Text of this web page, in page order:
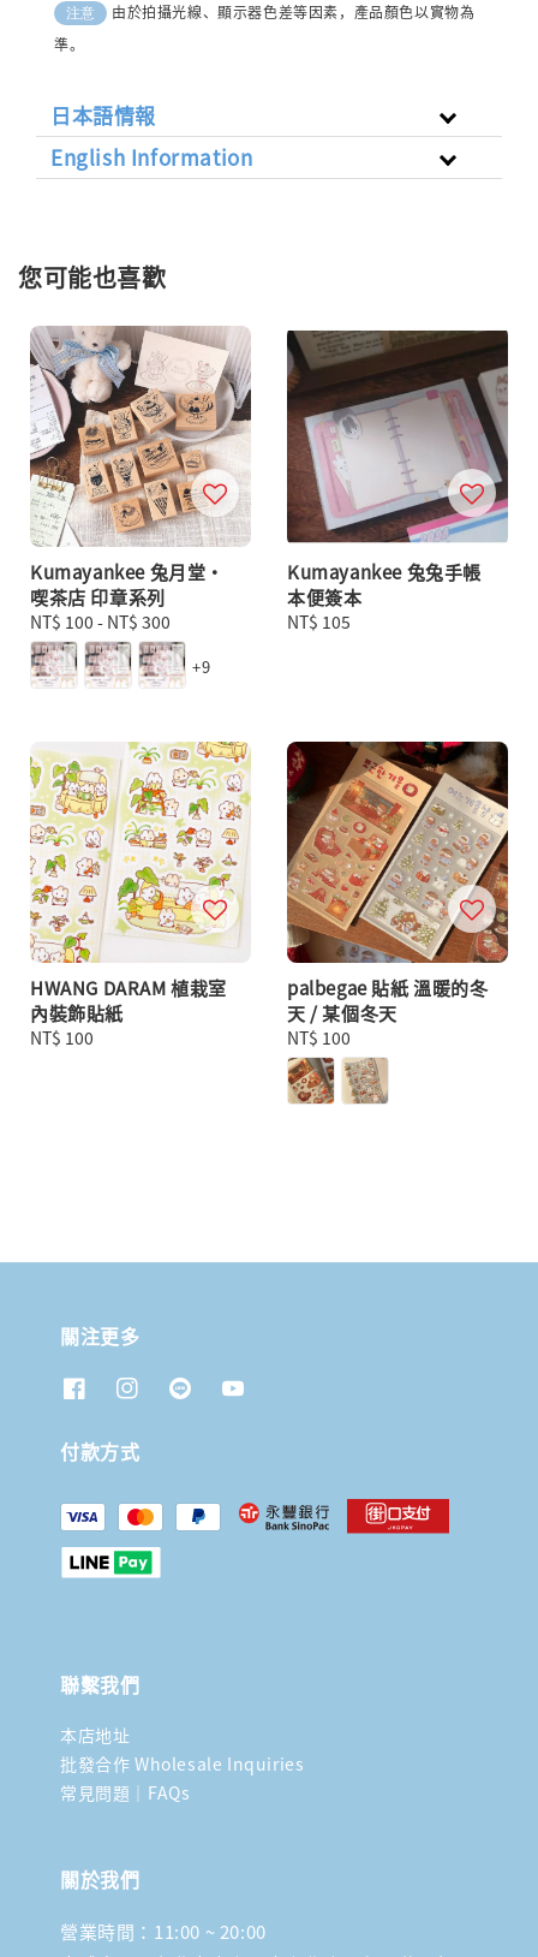
注意
由於拍攝光線、顯示器色差等因素，產品顏色以實物為
準。
日本語情報
English Information
您可能也喜歡
Kumayankee 兔月堂・
喫茶店 印章系列
Regular
price
NT$ 100 - NT$ 300
+9
Kumayankee 兔兔手帳
本便簽本
Regular
NT$ 105
HWANG DARAM 植栽室
內裝飾貼紙
Regular
NT$ 100
palbegae 貼紙 溫暖的冬
天 / 某個冬天
Regular
price
NT$ 100
關注更多
付款方式
聯繫我們
本店地址
批發合作 Wholesale Inquiries
常見問題｜FAQs
關於我們
營業時間：11:00 ~ 20:00